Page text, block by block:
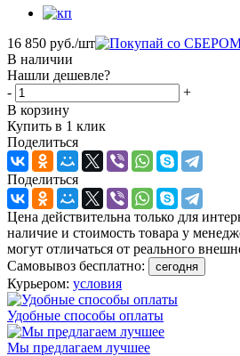
16 850 руб./шт
В наличии
Нашли дешевле?
-
+
В корзину
Купить в 1 клик
Поделиться
Поделиться
Цена действительна только для
наличие и стоимость товара у
могут отличаться от реального
Самовывоз бесплатно:
сегодня
Курьером: условия
Удобные способы оплаты
Мы предлагаем лучшее